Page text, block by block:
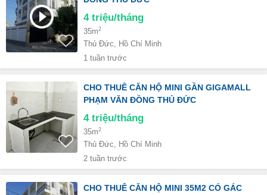
4 triệu/tháng
35m2
Thủ Đức, Hồ Chí Minh
1 tuần trước
CHO THUÊ CĂN HỘ MINI GẦN GIGAMALL
PHẠM VĂN ĐỒNG THỦ ĐỨC
4 triệu/tháng
35m2
Thủ Đức, Hồ Chí Minh
2 tuần trước
CHO THUÊ CĂN HỘ MINI 35M2 CÓ GÁC